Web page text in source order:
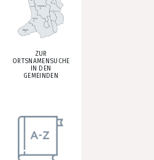
ZUR
ORTSNAMENSUCHE
IN DEN
GEMEINDEN